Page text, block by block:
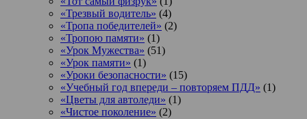
«Трезвый водитель» (4)
«Тропа победителей» (2)
«Тропою памяти» (1)
«Урок Мужества» (51)
«Урок памяти» (1)
«Уроки безопасности» (15)
«Учебный год впереди – повторяем ПДД» (1)
«Цветы для автоледи» (1)
«Чистое поколение» (2)